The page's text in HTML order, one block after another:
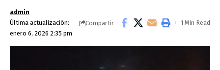
Última actualización:
enero 6, 2026 2:35 pm
admin
Compartir
1 Min Read